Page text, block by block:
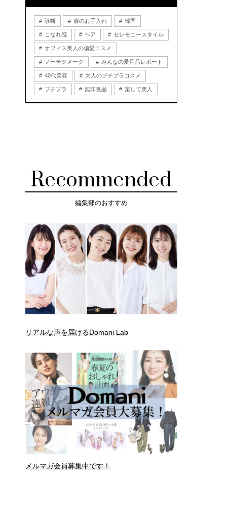
診断 服のお手入れ 韓国
こなれ感 ヘア セレモニースタイル
オフィス美人の偏愛コスメ
ノーテクメーク みんなの愛用品レポート
40代美容 大人のプチプラコスメ
プチプラ 無印良品 楽して美人
Recommended
編集部のおすすめ
リアルな声を届けるDomani Lab
メルマガ会員募集中です！